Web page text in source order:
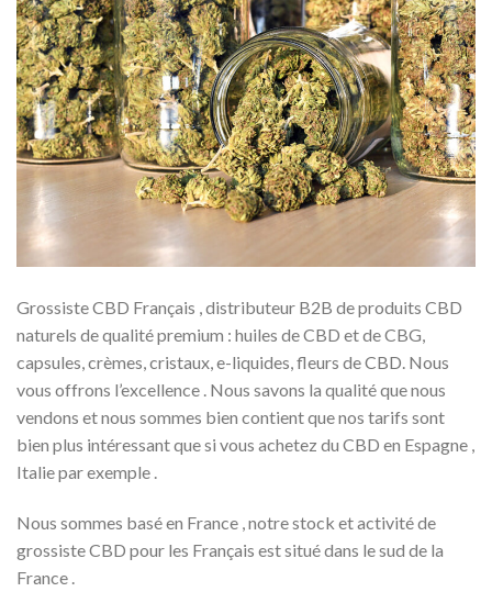
Grossiste CBD Français , distributeur B2B de produits CBD
naturels de qualité premium : huiles de CBD et de CBG,
capsules, crèmes, cristaux, e-liquides, fleurs de CBD. Nous
vous offrons l’excellence . Nous savons la qualité que nous
vendons et nous sommes bien contient que nos tarifs sont
bien plus intéressant que si vous achetez du CBD en Espagne ,
Italie par exemple .
Nous sommes basé en France , notre stock et activité de
grossiste CBD pour les Français est situé dans le sud de la
France .